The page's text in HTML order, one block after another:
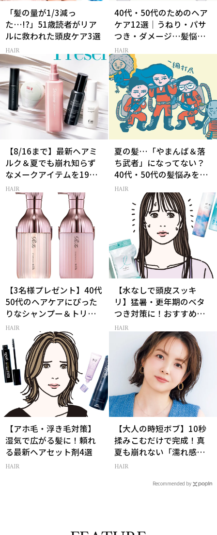
「髪の量が1/3減っ
た…!?」51歳読者がリア
ルに救われた頭皮ケア3選
HAIR
40代・50代のためのヘア
ケア12選｜うねり・パサ
つき・ダメージ…髪悩み
から選ぶベスコス受賞コ
スメ
HAIR
【8/16まで】最新ヘアミ
ルク＆夏でも崩れ知らず
なメークアイテムを19名
様にプレゼント！
HAIR
夏の髪…「やまんば＆落
ち武者」になってない？
40代・50代の髪悩みをレ
スキューする裏ワザ
HAIR
【3名様プレゼント】40代
50代のヘアケアにぴった
りなシャンプー＆トリー
トメントで、うねり悩み
に対処！
HAIR
【水なしで頭皮スッキ
リ】猛暑・更年期のベタ
つき対策に！おすすめ最
新ドライシャンプー4選
HAIR
【アホ毛・浮き毛対策】
湿気で広がる髪に！頼れ
る最新ヘアセット剤4選
HAIR
【大人の時短ボブ】10秒
揉みこむだけで完成！真
夏も崩れない「濡れ感ハ
ンサムヘア」
HAIR
Recommended by